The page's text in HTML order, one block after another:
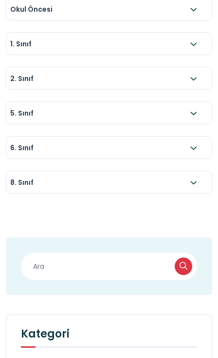
Okul Öncesi
1. Sınıf
2. Sınıf
5. Sınıf
6. Sınıf
8. Sınıf
Kategori